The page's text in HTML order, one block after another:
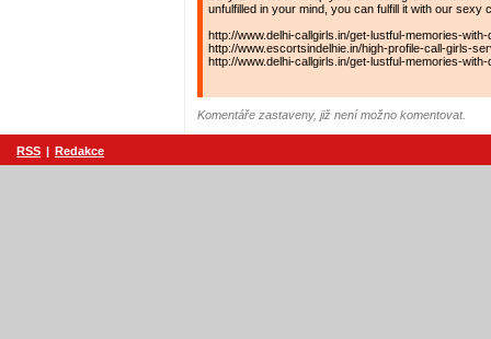
unfulfilled in your mind, you can fulfill it with our sexy
http://www.delhi-callgirls.in/get-lustful-memories-with-
http://www.escortsindelhie.in/high-profile-call-girls-
http://www.delhi-callgirls.in/get-lustful-memories-with-
Komentáře zastaveny, již není možno komentovat.
RSS | Redakce